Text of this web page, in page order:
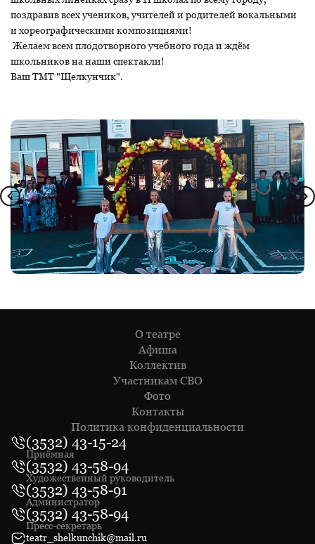
поздравив всех учеников, учителей и родителей вокальными
и хореографическими композициями!
Желаем всем плодотворного учебного года и ждём
школьников на наши спектакли!
Ваш ТМТ "Щелкунчик".
О театре
Афиша
Коллектив
Участникам СВО
Фото
Контакты
Политика конфиденциальности
(3532) 43-15-24
Приёмная
(3532) 43-58-94
Художественный руководитель
(3532) 43-58-91
Администратор
(3532) 43-58-94
Пресс-секретарь
teatr_shelkunchik@mail.ru